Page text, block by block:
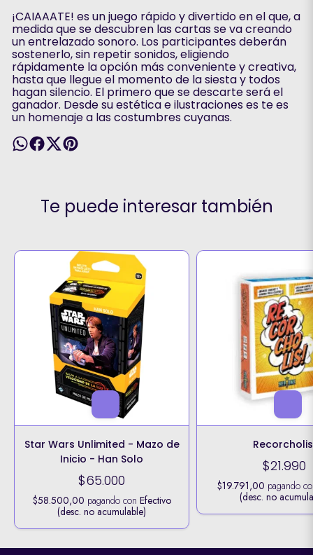
¡CAIAAATE! es un juego rápido y divertido en el que, a
medida que se descubren las cartas se va creando
un entrelazado sonoro. Los participantes deberán
sostenerlo, sin repetir sonidos, eligiendo
rápidamente la opción más conveniente y creativa,
hasta que llegue el momento de la siesta y todos
hagan silencio. El primero que se descarte será el
ganador. Desde su estética e ilustraciones es te es
un homenaje a las costumbres cuyanas.
Te puede interesar también
Star Wars Unlimited - Mazo de
Inicio - Han Solo
$65.000
$58.500,00 pagando con Efectivo
(desc. no acumulable)
$21.990
$19.791,00 pagando
(desc. no